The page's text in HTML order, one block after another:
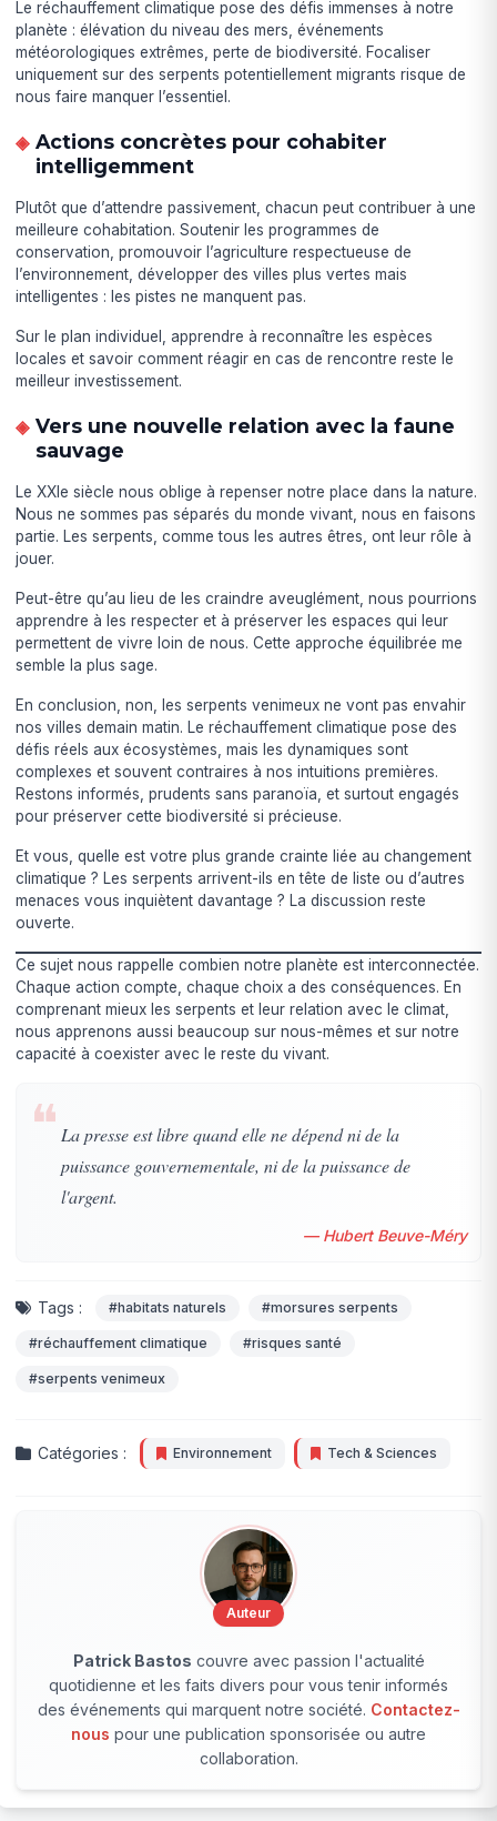
Le réchauffement climatique pose des défis immenses à notre
planète : élévation du niveau des mers, événements
météorologiques extrêmes, perte de biodiversité. Focaliser
uniquement sur des serpents potentiellement migrants risque de
nous faire manquer l’essentiel.
Actions concrètes pour cohabiter
intelligemment
Plutôt que d’attendre passivement, chacun peut contribuer à une
meilleure cohabitation. Soutenir les programmes de
conservation, promouvoir l’agriculture respectueuse de
l’environnement, développer des villes plus vertes mais
intelligentes : les pistes ne manquent pas.
Sur le plan individuel, apprendre à reconnaître les espèces
locales et savoir comment réagir en cas de rencontre reste le
meilleur investissement.
Vers une nouvelle relation avec la faune
sauvage
Le XXIe siècle nous oblige à repenser notre place dans la nature.
Nous ne sommes pas séparés du monde vivant, nous en faisons
partie. Les serpents, comme tous les autres êtres, ont leur rôle à
jouer.
Peut-être qu’au lieu de les craindre aveuglément, nous pourrions
apprendre à les respecter et à préserver les espaces qui leur
permettent de vivre loin de nous. Cette approche équilibrée me
semble la plus sage.
En conclusion, non, les serpents venimeux ne vont pas envahir
nos villes demain matin. Le réchauffement climatique pose des
défis réels aux écosystèmes, mais les dynamiques sont
complexes et souvent contraires à nos intuitions premières.
Restons informés, prudents sans paranoïa, et surtout engagés
pour préserver cette biodiversité si précieuse.
Et vous, quelle est votre plus grande crainte liée au changement
climatique ? Les serpents arrivent-ils en tête de liste ou d’autres
menaces vous inquiètent davantage ? La discussion reste
ouverte.
Ce sujet nous rappelle combien notre planète est interconnectée.
Chaque action compte, chaque choix a des conséquences. En
comprenant mieux les serpents et leur relation avec le climat,
nous apprenons aussi beaucoup sur nous-mêmes et sur notre
capacité à coexister avec le reste du vivant.
❝ La presse est libre quand elle ne dépend ni de la
puissance gouvernementale, ni de la puissance de
l'argent.
— Hubert Beuve-Méry
Tags : #habitats naturels #morsures serpents
#réchauffement climatique #risques santé
#serpents venimeux
Catégories : Environnement Tech & Sciences
Auteur
Patrick Bastos couvre avec passion l'actualité
quotidienne et les faits divers pour vous tenir informés
des événements qui marquent notre société. Contactez-
nous pour une publication sponsorisée ou autre
collaboration.